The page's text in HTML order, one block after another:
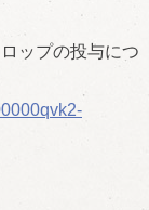
ップの投与につ